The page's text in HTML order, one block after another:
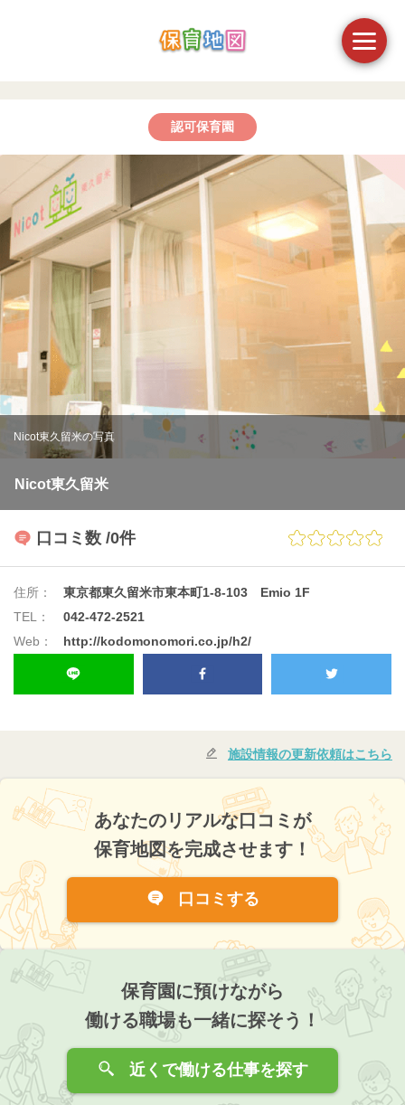
認可保育園
Nicot東久留米の写真
Nicot東久留米
口コミ数 /0件
住所：
東京都東久留米市東本町1-8-103 Emio 1F
TEL：
042-472-2521
Web：
http://kodomonomori.co.jp/h2/
施設情報の更新依頼はこちら
あなたのリアルな口コミが
保育地図を完成させます！
口コミする
保育園に預けながら
働ける職場も一緒に探そう！
近くで働ける仕事を探す